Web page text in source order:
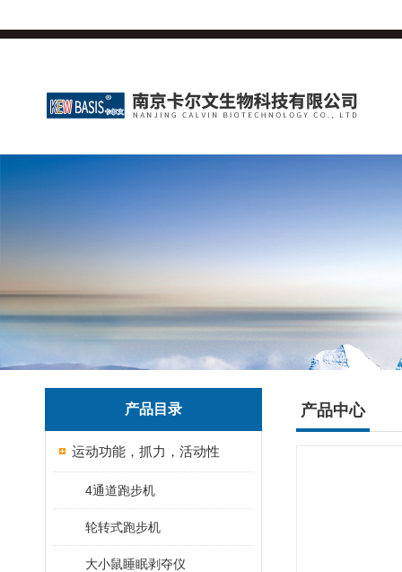
产品目录
运动功能，抓力，活动性
4通道跑步机
轮转式跑步机
大小鼠睡眠剥夺仪
产品中心